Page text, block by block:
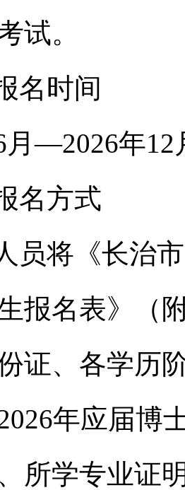
试。
名时间
月—2026年12
名方式
员将《长治
报名表》（
证、各学历
年应届博
所学专业证